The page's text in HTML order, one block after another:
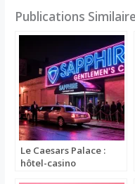
Publications
Le Caesars Palace :
hôtel-casino